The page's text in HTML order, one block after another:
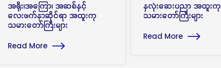
အရိုး၊အကြော၊ အဆစ်နှင့်
လေးဖက်နာဆိုင်ရာ အထူးကု
သမားတော်ကြီးများ
Read More
နှလုံးဆေးပညာ အထူးကု
သမားတော်ကြီးများ
Read More